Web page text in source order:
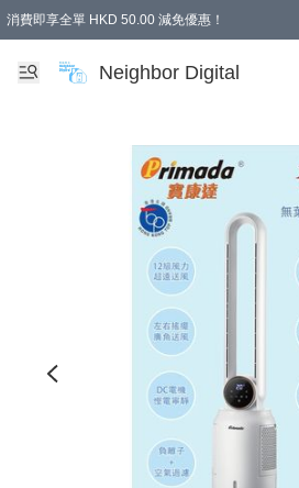
消費即享全單 HKD 50.00 減免優惠！
Neighbor Digital